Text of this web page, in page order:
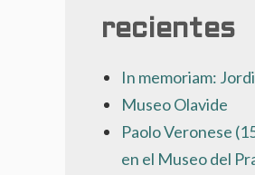
recientes
In memoriam:
Museo Olavide
Paolo Veronese
en el Museo del